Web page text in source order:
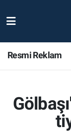
Resmi Reklam
Magazin
Nöbetçi
Adiyaman
Trafik